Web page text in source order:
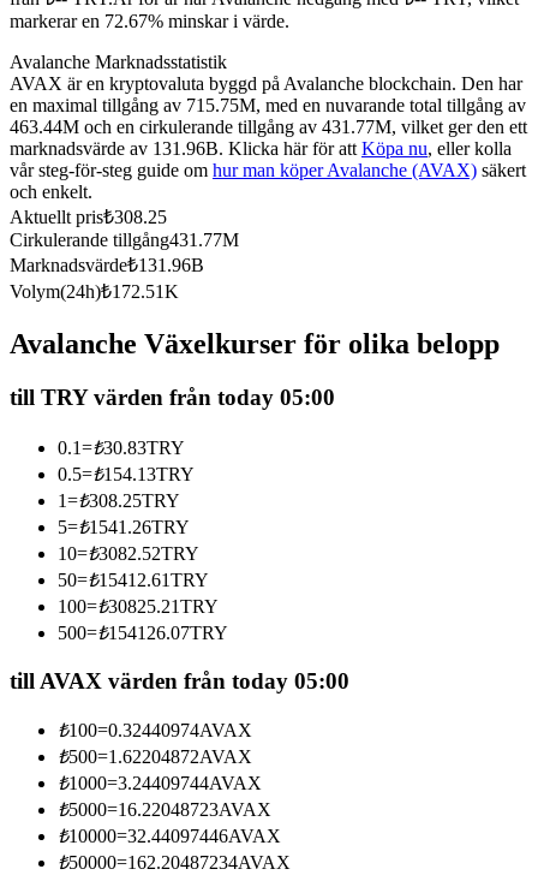
Kopiera Trading
Gå med de bästa handlarna
Bli en Copy Trader
Njut av vinstdelning och kopieringshandelsprovisioner
Information
Big data-analys inklusive handelsinformation, etc.
markerar en 72.67% minskar i värde.
Avalanche Marknadsstatistik
AVAX är en kryptovaluta byggd på Avalanche blockchain. Den har
en maximal tillgång av 715.75M, med en nuvarande total tillgång av
463.44M och en cirkulerande tillgång av 431.77M, vilket ger den ett
marknadsvärde av 131.96B. Klicka här för att Köpa nu, eller kolla
vår steg-för-steg guide om hur man köper Avalanche (AVAX) säkert
och enkelt.
Aktuellt pris₺308.25
Cirkulerande tillgång431.77M
Marknadsvärde₺131.96B
Volym(24h)₺172.51K
Avalanche Växelkurser för olika belopp
till TRY värden från today 05:00
0.1=₺30.83TRY
0.5=₺154.13TRY
1=₺308.25TRY
5=₺1541.26TRY
10=₺3082.52TRY
50=₺15412.61TRY
100=₺30825.21TRY
500=₺154126.07TRY
till AVAX värden från today 05:00
₺100=0.32440974AVAX
₺500=1.62204872AVAX
₺1000=3.24409744AVAX
₺5000=16.22048723AVAX
₺10000=32.44097446AVAX
₺50000=162.20487234AVAX